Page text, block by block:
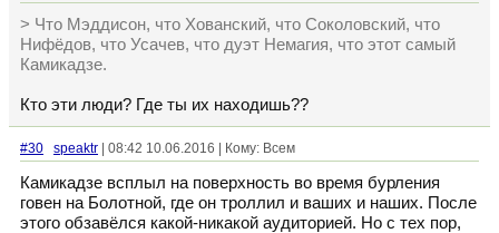
> Что Мэддисон, что Хованский, что Соколовский, что
Нифёдов, что Усачев, что дуэт Немагия, что этот самый
Камикадзе.
Кто эти люди? Где ты их находишь??
#30 speaktr | 08:42 10.06.2016 | Кому: Всем
Камикадзе всплыл на поверхность во время бурления
говен на Болотной, где он троллил и ваших и наших. После
этого обзавёлся какой-никакой аудиторией. Но с тех пор,